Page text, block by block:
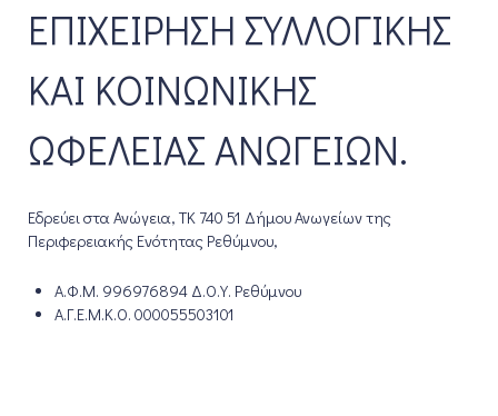
ΕΠΙΧΕΙΡΗΣΗ ΣΥΛΛΟΓΙΚΗΣ
ΚΑΙ ΚΟΙΝΩΝΙΚΗΣ
ΩΦΕΛΕΙΑΣ ΑΝΩΓΕΙΩΝ.
Εδρεύει στα Ανώγεια, ΤΚ 740 51 Δήμου Ανωγείων της
Περιφερειακής Ενότητας Ρεθύμνου,
Α.Φ.Μ. 996976894 Δ.Ο.Υ. Ρεθύμνου
Α.Γ.Ε.Μ.Κ.Ο. 000055503101